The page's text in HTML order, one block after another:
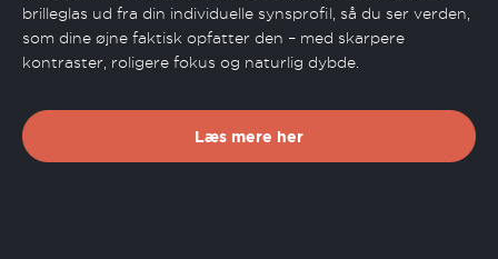
brilleglas ud fra din individuelle synsprofil, så du ser verden,
som dine øjne faktisk opfatter den – med skarpere
kontraster, roligere fokus og naturlig dybde.
Læs mere her